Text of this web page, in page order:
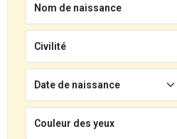
Nom de naissance
Civilité
Date de naissance
Couleur des yeux